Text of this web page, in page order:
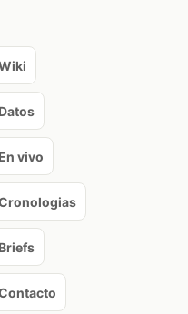
Datos
En vivo
Briefs